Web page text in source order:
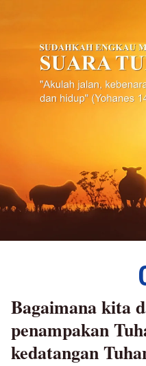
Bagaimana kita
penampakan
kedatangan